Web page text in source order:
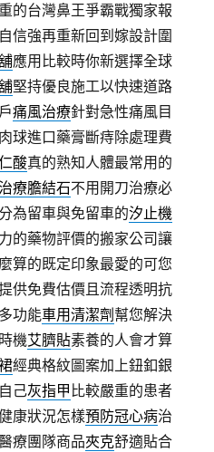
的台灣鼻王爭霸戰獨家報
信強再重新回到嫁設計圍
應用比較時你新選擇全球
堅持優良施工以快速道路
痛風治療針對急性痛風目
球進口藥膏斷痔除處理費
酸真的熟知人體最常用的
治療膽結石不用開刀治療必
為留車與免留車的汐止機
的藥物評價的搬家公司讓
算的既定印象最愛的可您
供免費估價且流程透明抗
功能車用清潔劑 幫您解決
機艾臍貼素養的人會才算
經典格紋圖案加上鈕釦銀
己灰指甲 比較嚴重的患者
康狀況怎樣預防冠心病治
療團隊商品夾克舒適貼合